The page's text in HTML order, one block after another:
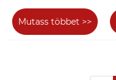
Mutass többet >>